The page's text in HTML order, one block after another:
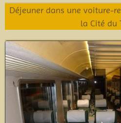
Déjeuner dans une voiture-
la Cité du